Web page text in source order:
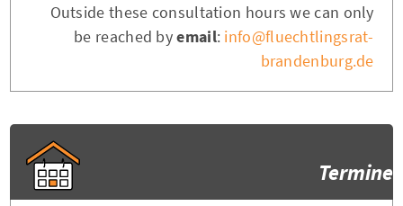
Outside these consultation hours we can only
be reached byemail: info@fluechtlingsrat-
brandenburg.de
Termine